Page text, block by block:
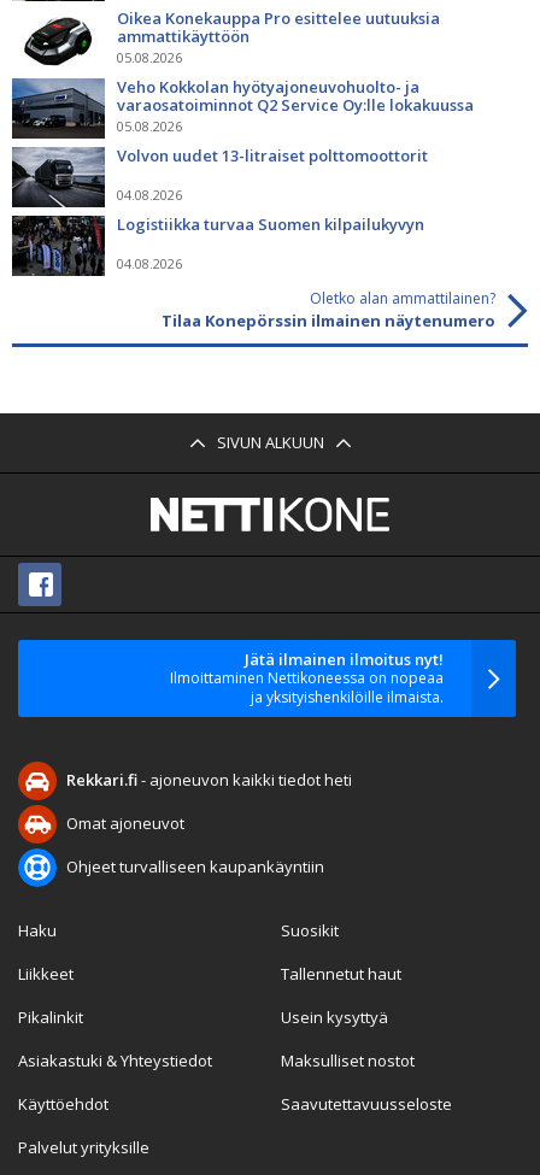
Oikea Konekauppa Pro esittelee uutuuksia
ammattikäyttöön
05.08.2026
Veho Kokkolan hyötyajoneuvohuolto- ja
varaosatoiminnot Q2 Service Oy:lle lokakuussa
05.08.2026
Volvon uudet 13-litraiset polttomoottorit
04.08.2026
Logistiikka turvaa Suomen kilpailukyvyn
04.08.2026
Oletko alan ammattilainen?
Tilaa Konepörssin ilmainen näytenumero
SIVUN ALKUUN
Jätä ilmainen ilmoitus nyt!
Ilmoittaminen Nettikoneessa on nopeaa
ja yksityishenkilöille ilmaista.
Rekkari.fi- ajoneuvon kaikki tiedot heti
Omat ajoneuvot
Ohjeet turvalliseen kaupankäyntiin
Haku
Liikkeet
Pikalinkit
Asiakastuki & Yhteystiedot
Käyttöehdot
Palvelut yrityksille
Suosikit
Tallennetut haut
Usein kysyttyä
Maksulliset nostot
Saavutettavuusseloste